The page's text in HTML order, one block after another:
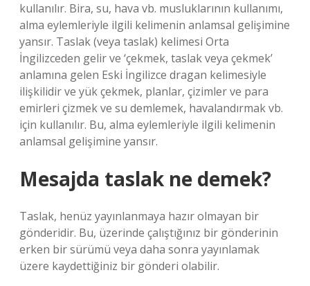
kullanılır. Bira, su, hava vb. musluklarının kullanımı,
alma eylemleriyle ilgili kelimenin anlamsal gelişimine
yansır. Taslak (veya taslak) kelimesi Orta
İngilizceden gelir ve ‘çekmek, taslak veya çekmek’
anlamına gelen Eski İngilizce dragan kelimesiyle
ilişkilidir ve yük çekmek, planlar, çizimler ve para
emirleri çizmek ve su demlemek, havalandırmak vb.
için kullanılır. Bu, alma eylemleriyle ilgili kelimenin
anlamsal gelişimine yansır.
Mesajda taslak ne demek?
Taslak, henüz yayınlanmaya hazır olmayan bir
gönderidir. Bu, üzerinde çalıştığınız bir gönderinin
erken bir sürümü veya daha sonra yayınlamak
üzere kaydettiğiniz bir gönderi olabilir.